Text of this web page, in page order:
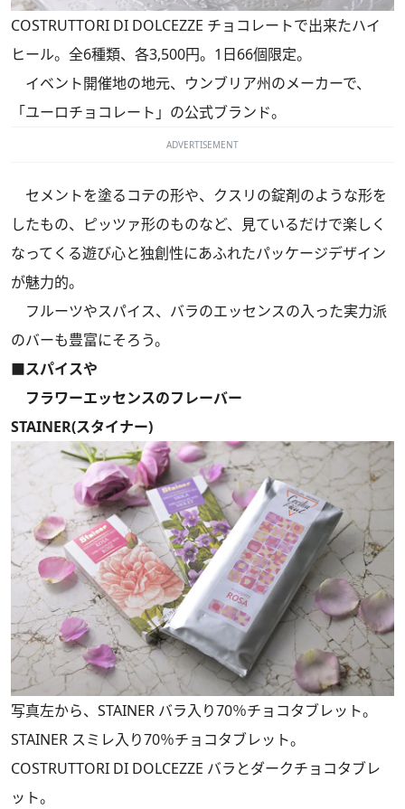
COSTRUTTORI DI DOLCEZZE チョコレートで出来たハイ
ヒール。全6種類、各3,500円。1日66個限定。
イベント開催地の地元、ウンブリア州のメーカーで、
「ユーロチョコレート」の公式ブランド。
ADVERTISEMENT
セメントを塗るコテの形や、クスリの錠剤のような形を
したもの、ピッツァ形のものなど、見ているだけで楽しく
なってくる遊び心と独創性にあふれたパッケージデザイン
が魅力的。
フルーツやスパイス、バラのエッセンスの入った実力派
のバーも豊富にそろう。
■スパイスや
フラワーエッセンスのフレーバー
STAINER(スタイナー)
写真左から、STAINER バラ入り70％チョコタブレット。
STAINER スミレ入り70％チョコタブレット。
COSTRUTTORI DI DOLCEZZE バラとダークチョコタブレ
ット。